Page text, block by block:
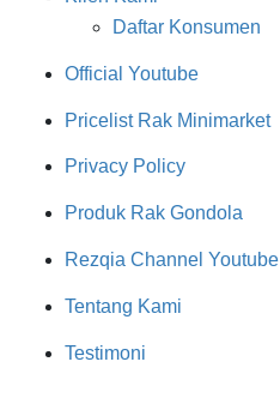
Daftar Konsumen
Official Youtube
Pricelist Rak Minimarket
Privacy Policy
Produk Rak Gondola
Rezqia Channel Youtube
Tentang Kami
Testimoni